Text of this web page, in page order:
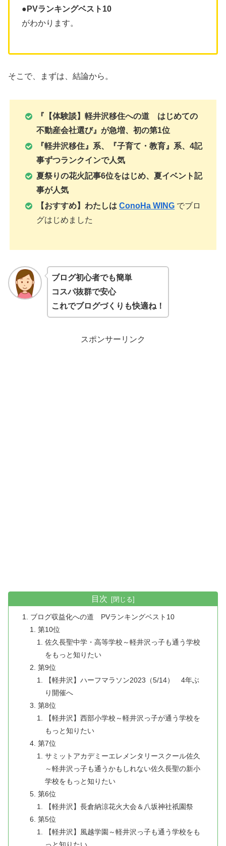
●PVランキングベスト10
がわかります。
そこで、まずは、結論から。
『【体験談】軽井沢移住への道 はじめての
不動産会社選び』が急増、初の第1位
『軽井沢移住』系、『子育て・教育』系、4記
事ずつランクインで人気
夏祭りの花火記事6位をはじめ、夏イベント記
事が人気
【おすすめ】わたしはConoHa WING でブロ
グはじめました
ブログ初心者でも簡単
コスパ抜群で安心
これでブログづくりも快適ね！
スポンサーリンク
目次
ブログ収益化への道 PVランキングベスト10
第10位
佐久長聖中学・高等学校～軽井沢っ子も通う学校
をもっと知りたい
第9位
【軽井沢】ハーフマラソン2023（5/14） 4年ぶ
り開催へ
第8位
【軽井沢】西部小学校～軽井沢っ子が通う学校を
もっと知りたい
第7位
サミットアカデミーエレメンタリースクール佐久
～軽井沢っ子も通うかもしれない佐久長聖の新小
学校をもっと知りたい
第6位
【軽井沢】長倉納涼花火大会＆八坂神社祇園祭
第5位
【軽井沢】風越学園～軽井沢っ子も通う学校をも